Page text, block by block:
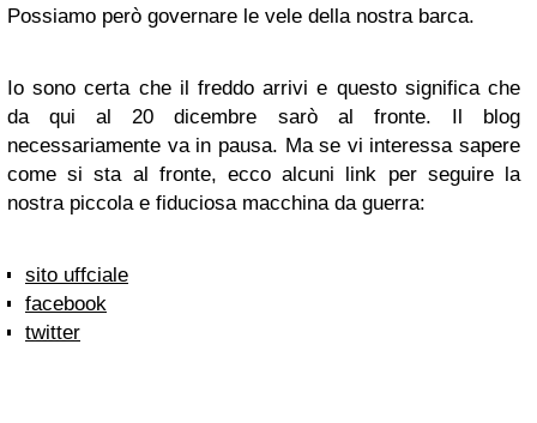
Possiamo però governare le vele della nostra barca.
Io sono certa che il freddo arrivi e questo significa che
da qui al 20 dicembre sarò al fronte. Il blog
necessariamente va in pausa. Ma se vi interessa sapere
come si sta al fronte, ecco alcuni link per seguire la
nostra piccola e fiduciosa macchina da guerra:
sito uffciale
facebook
twitter